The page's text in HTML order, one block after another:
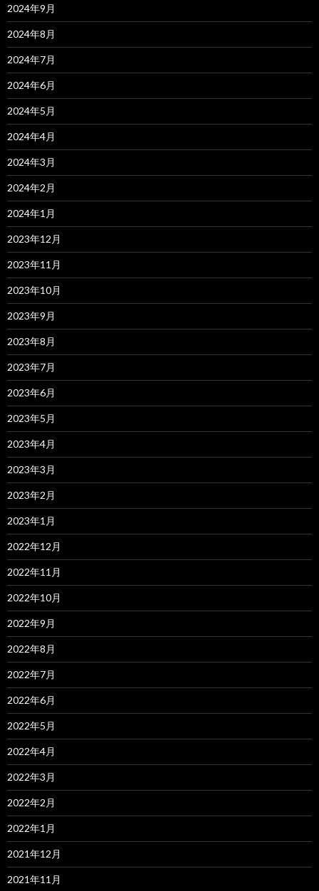
2024年9月
2024年8月
2024年7月
2024年6月
2024年5月
2024年4月
2024年3月
2024年2月
2024年1月
2023年12月
2023年11月
2023年10月
2023年9月
2023年8月
2023年7月
2023年6月
2023年5月
2023年4月
2023年3月
2023年2月
2023年1月
2022年12月
2022年11月
2022年10月
2022年9月
2022年8月
2022年7月
2022年6月
2022年5月
2022年4月
2022年3月
2022年2月
2022年1月
2021年12月
2021年11月